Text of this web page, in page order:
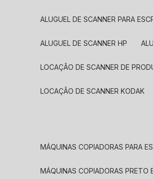
ALUGUEL DE SCANNER PARA
ALUGUEL DE SCANNER HP
LOCAÇÃO DE SCANNER DE
LOCAÇÃO DE SCANNER KODAK
MÁQUINAS COPIADORAS PARA
MÁQUINAS COPIADORAS PRETO